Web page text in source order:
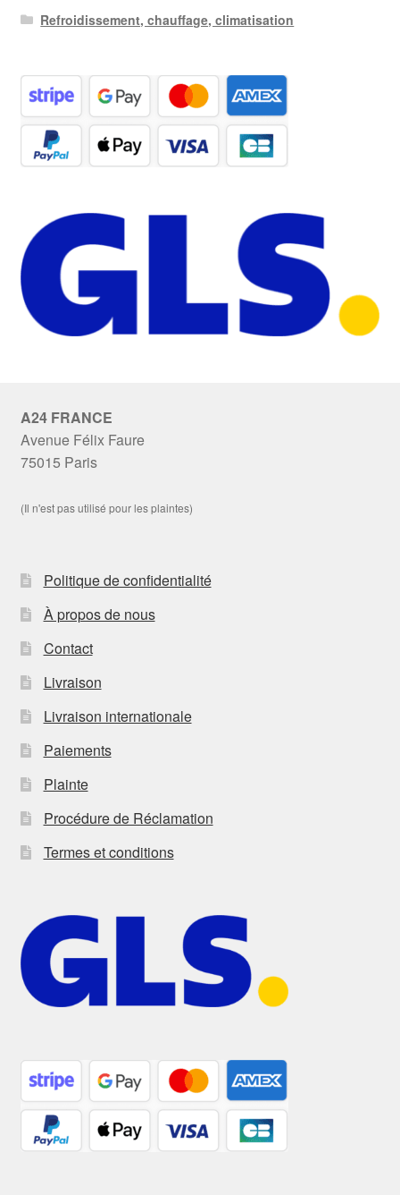
Refroidissement, chauffage, climatisation
A24 FRANCE
Avenue Félix Faure
75015 Paris
(Il n'est pas utilisé pour les plaintes)
Politique de confidentialité
À propos de nous
Contact
Livraison
Livraison internationale
Paiements
Plainte
Procédure de Réclamation
Termes et conditions